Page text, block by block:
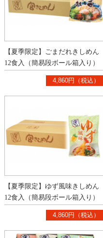
【夏季限定】ごまだれきしめん
12食入（簡易段ボール箱入り）
4,860円（税込）
【夏季限定】ゆず風味きしめん
12食入（簡易段ボール箱入り）
4,860円（税込）